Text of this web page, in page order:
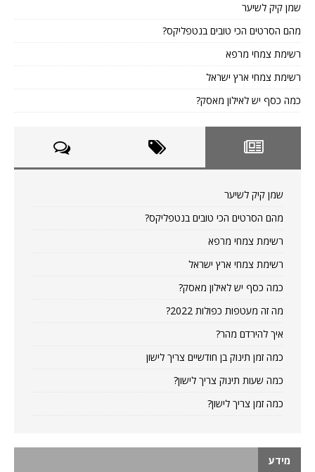
שמן קיק לשיער
מהם הסרטים הכי טובים בנטפליקס?
רשימת צמחי מרפא
רשימת צמחי ארץ ישראל
כמה כסף יש לאילון מאסק?
שמן קיק לשיער
מהם הסרטים הכי טובים בנטפליקס?
רשימת צמחי מרפא
רשימת צמחי ארץ ישראל
כמה כסף יש לאילון מאסק?
מה זה מעטפות כפולות 2022?
איך להירדם מהר?
כמה זמן תינוק בן חודשיים צריך לישון
כמה שעות תינוק צריך לישון?
כמה זמן צריך לישון?
מידע